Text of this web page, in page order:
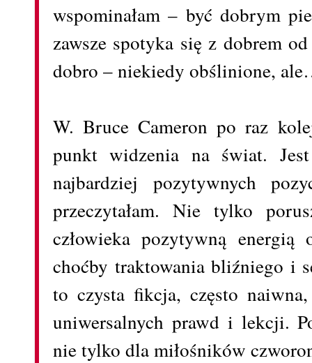
wspominałam – być dobrym
zawsze spotyka się z dobrem
dobro – niekiedy obślinione,
W. Bruce Cameron po raz
punkt widzenia na świat.
najbardziej pozytywnych
przeczytałam. Nie tylko
człowieka pozytywną
choćby traktowania bliźniego i
to czysta fikcja, często
uniwersalnych prawd i lekcji.
nie tylko dla miłośników